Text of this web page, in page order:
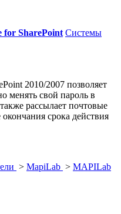
for SharePoint Системы
2010/2007 позволяет
менять свой пароль в
рассылает почтовые
срока действия
> MapiLab > MAPILab